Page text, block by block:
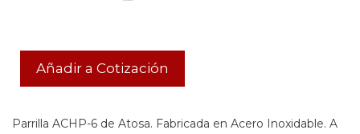
Añadir a Cotización
Parrilla ACHP-6 de Atosa. Fabricada en Acero Inoxidable. A